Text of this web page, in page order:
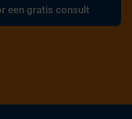
een gratis consult